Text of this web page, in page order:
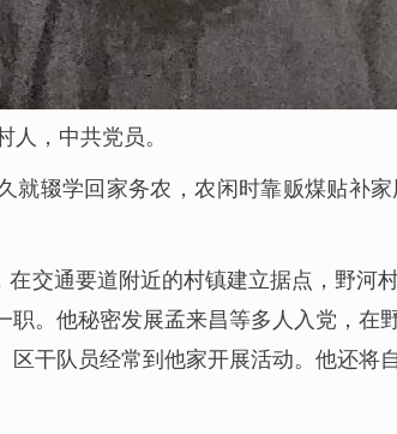
人，中共党员。
辍学回家务农，农闲时靠贩煤贴补
交通要道附近的村镇建立据点，野
。他秘密发展孟来昌等多人入党，
干队员经常到他家开展活动。他还